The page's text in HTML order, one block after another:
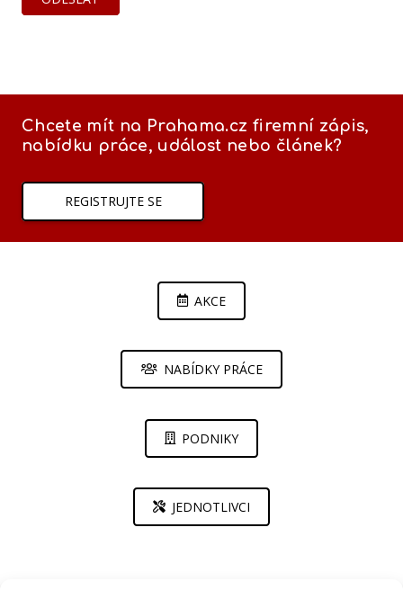
Chcete mít na Prahama.cz firemní zápis,
nabídku práce, událost nebo článek?
REGISTRUJTE SE
AKCE
NABÍDKY PRÁCE
PODNIKY
JEDNOTLIVCI